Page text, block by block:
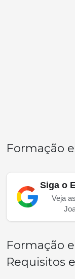
Formação
Siga o
Veja
Formação
Requisitos